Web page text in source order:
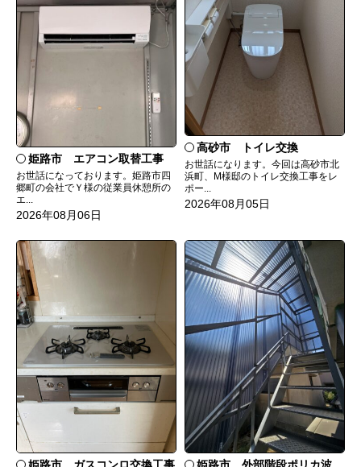
姫路市 エアコン取替工事
お世話になっております。姫路市四
郷町の会社でＹ様の従業員休憩所の
エ...
2026年08月06日
高砂市 トイレ交換
お世話になります。今回は高砂市北
浜町、M様邸のトイレ交換工事をレ
ポー...
2026年08月05日